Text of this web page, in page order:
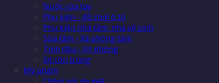
Nước rửa tay
Phụ kiện - đồ chơi ô tô
Phụ kiện nhà tắm, nhà vệ sinh
Sữa tắm - Xà phòng tắm
Tinh dầu - Xịt phòng
Xịt côn trùng
Mỹ phẩm